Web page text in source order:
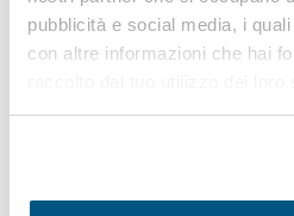
pubblicità e social media, i
con altre informazioni che hai
“X” in alto a destra si
Notizie, Modulistica e Linee
rimanere sempre aggiornato